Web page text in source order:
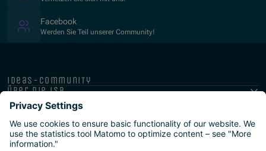
Facebook(Opens in new window)
Werden Sie Teil unserer Community!
ideas-community
über die isb
public-private
programme
newsletter
presse